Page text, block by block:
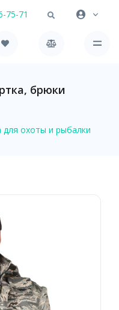
75-71
брюки
охоты и рыбалки